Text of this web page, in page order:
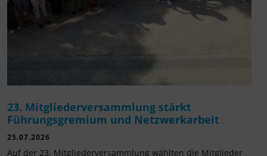
23. Mitgliederversammlung stärkt
Führungsgremium und Netzwerkarbeit
25.07.2026
Auf der 23. Mitgliederversammlung wählten die Mitglieder